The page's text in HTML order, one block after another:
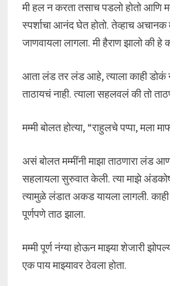
मी हल न करता तसाच पडलो होतो आणि
स्पर्शाचा आनंद घेत होतो. तेव्हाच अचानक
जाणवायला लागला. मी हैराण झालो की हे
आता लंड तर लंड आहे, त्याला काही
ताठायचं नाही. त्याला सहलवलं की तो
मम्मी बोलत होत्या, “राहुलचे पप्पा, मला
असं बोलत मम्मींनी माझा ताठणारा लंड
सहलायला सुरुवात केली. त्या माझे
त्यामुळे लंडात अकड यायला लागली.
पूर्णपणे ताठ झाला.
मम्मी पूर्ण नंग्या होऊन माझ्या शेजारी
एक पाय माझ्यावर ठेवला होता.